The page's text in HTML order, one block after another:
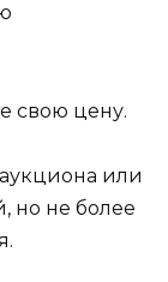
свою цену.
или
но не более